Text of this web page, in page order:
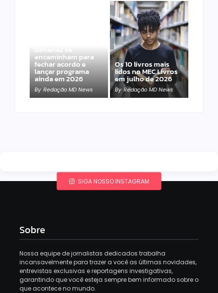
Gimenez se
encaminham para
fechar acordo e
lançar programa
ainda em 2026
By Redação MD News
Os 10 livros mais
lidos no MEC Livros
em julho de 2026
By Redação MD News
SIGA NOSSO INSTAGRAM
Sobre
Nossa equipe de jornalistas dedicados trabalha
incansavelmente para trazer a você as últimas novidades,
entrevistas exclusivas e reportagens investigativas,
garantindo que você esteja sempre bem informado sobre o
que acontece no mundo.